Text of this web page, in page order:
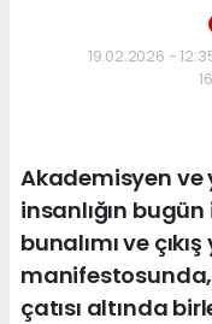
19.02.2026 -
Akademisyen ve
insanlığın
bunalımı ve
manifestosunda,
çatısı altında